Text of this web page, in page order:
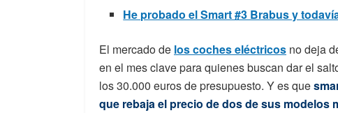
He probado el Smart #3 Brabus y
El mercado de los coches eléctricos no deja
en el mes clave para quienes buscan dar el
los 30.000 euros de presupuesto. Y es que
que rebaja el precio de dos de sus modelos